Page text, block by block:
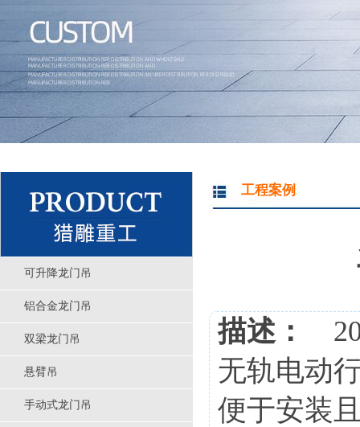
可升降龙门吊
铝合金龙门吊
双梁龙门吊
悬臂吊
手动式龙门吊
工程案例
描述：
无轨电动
便于安装